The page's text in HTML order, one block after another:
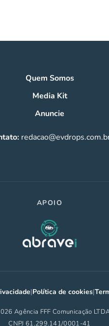
Quem Somos
Media Kit
Anuncie
APOIO
|Política de cookies|
Agência FFF Comunicação
CNPJ 61.299.141/0001-41